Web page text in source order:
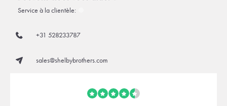
Service à la clientèle:
+31 528233787
sales@shelbybrothers.com